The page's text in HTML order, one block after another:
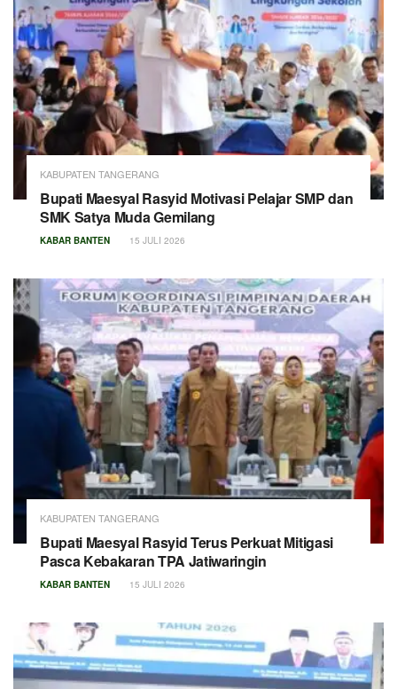
KABUPATEN TANGERANG
Bupati Maesyal Rasyid Motivasi Pelajar SMP dan
SMK Satya Muda Gemilang
KABAR BANTEN 15 JULI 2026
KABUPATEN TANGERANG
Bupati Maesyal Rasyid Terus Perkuat Mitigasi
Pasca Kebakaran TPA Jatiwaringin
KABAR BANTEN 15 JULI 2026